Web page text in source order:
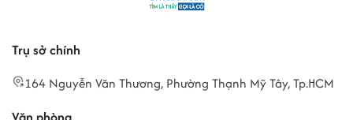
Trụ sở chính
164 Nguyễn Văn Thương, Phường Thạnh Mỹ Tây, Tp.HCM